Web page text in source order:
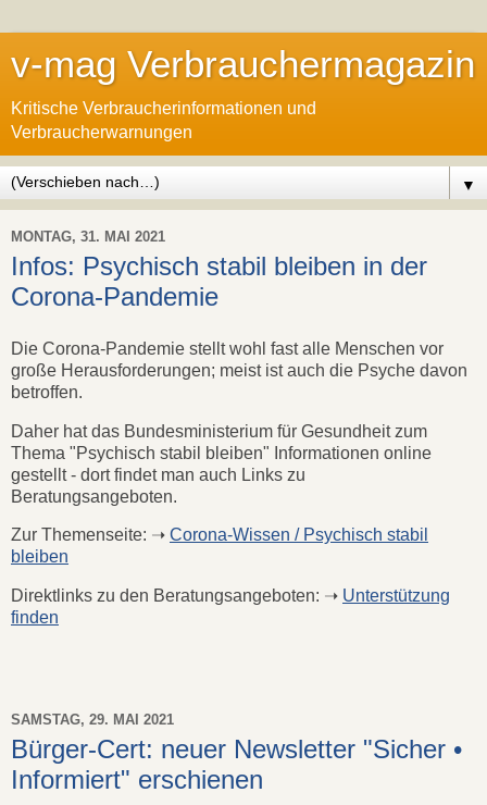
v-mag Verbrauchermagazin
Kritische Verbraucherinformationen und
Verbraucherwarnungen
▼
MONTAG, 31. MAI 2021
Infos: Psychisch stabil bleiben in der
Corona-Pandemie
Die Corona-Pandemie stellt wohl fast alle Menschen vor
große Herausforderungen; meist ist auch die Psyche davon
betroffen.
Daher hat das Bundesministerium für Gesundheit zum
Thema "Psychisch stabil bleiben" Informationen online
gestellt - dort findet man auch Links zu
Beratungsangeboten.
Zur Themenseite: ➝ Corona-Wissen / Psychisch stabil
bleiben
Direktlinks zu den Beratungsangeboten: ➝ Unterstützung
finden
SAMSTAG, 29. MAI 2021
Bürger-Cert: neuer Newsletter "Sicher •
Informiert" erschienen